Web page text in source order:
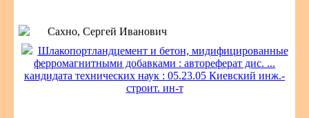
Сахно, Сергей Иванович
Шлакопортландцемент и бетон, мидифицированные
ферромагнитными добавками : автореферат дис. ...
кандидата технических наук : 05.23.05 Киевский инж.-
строит. ин-т